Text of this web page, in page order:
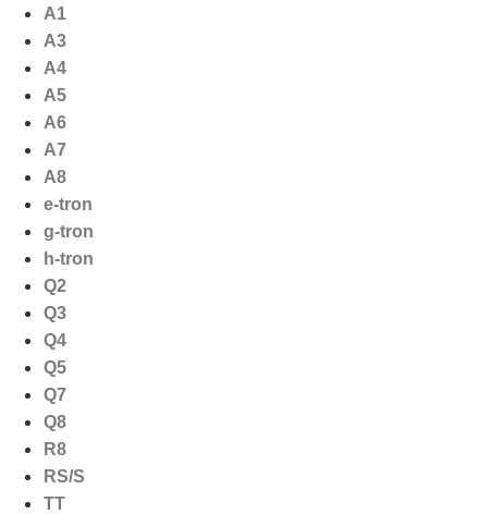
naar
inhoud
A1
A3
A4
A5
A6
A7
A8
e-tron
g-tron
h-tron
Q2
Q3
Q4
Q5
Q7
Q8
R8
RS/S
TT